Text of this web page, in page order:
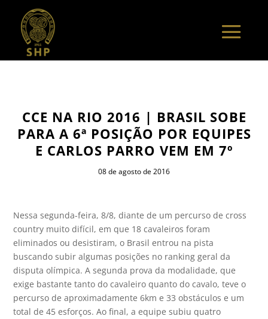
CCE NA RIO 2016 | BRASIL SOBE
PARA A 6ª POSIÇÃO POR EQUIPES
E CARLOS PARRO VEM EM 7º
08 de agosto de 2016
Nessa segunda-feira, 8/8, diante de um percurso de cross
country muito difícil, em que 18 cavaleiros foram
eliminados ou desistiram, o Brasil entrou na pista
buscando subir algumas posições no ranking geral da
disputa olímpica. A segunda prova da modalidade, que
exige bastante tanto do cavaleiro quanto do cavalo, teve o
percurso de aproximadamente 6km e 33 obstáculos e um
total de 45 esforços. Ao final, a equipe subiu quatro